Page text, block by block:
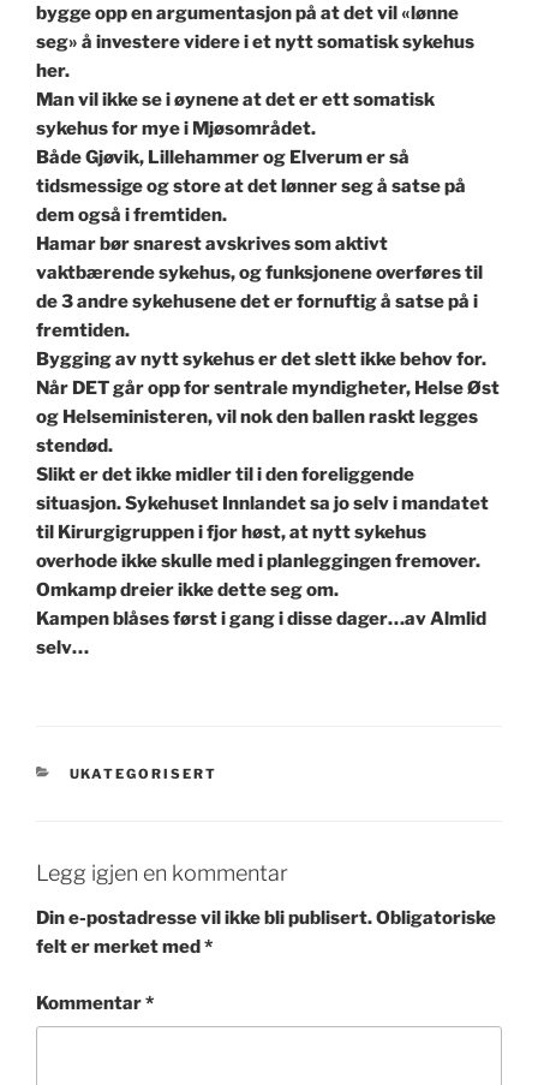
bygge opp en argumentasjon på at det vil «lønne
seg» å investere videre i et nytt somatisk sykehus
her.
Man vil ikke se i øynene at det er ett somatisk
sykehus for mye i Mjøsområdet.
Både Gjøvik, Lillehammer og Elverum er så
tidsmessige og store at det lønner seg å satse på
dem også i fremtiden.
Hamar bør snarest avskrives som aktivt
vaktbærende sykehus, og funksjonene overføres til
de 3 andre sykehusene det er fornuftig å satse på i
fremtiden.
Bygging av nytt sykehus er det slett ikke behov for.
Når DET går opp for sentrale myndigheter, Helse Øst
og Helseministeren, vil nok den ballen raskt legges
stendød.
Slikt er det ikke midler til i den foreliggende
situasjon. Sykehuset Innlandet sa jo selv i mandatet
til Kirurgigruppen i fjor høst, at nytt sykehus
overhode ikke skulle med i planleggingen fremover.
Omkamp dreier ikke dette seg om.
Kampen blåses først i gang i disse dager…av Almlid
selv…
KATEGORIER
UKATEGORISERT
Legg igjen en kommentar
Din e-postadresse vil ikke bli publisert.Obligatoriske
felt er merket med*
Kommentar*